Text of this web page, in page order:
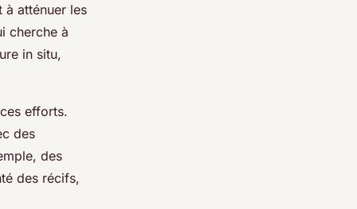
atténuer les
cherche à
in situ,
efforts.
des
des
des récifs,